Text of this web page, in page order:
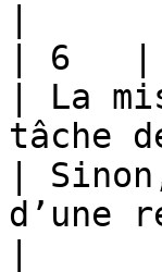
| 6   |
| La
tâche
|
d’une